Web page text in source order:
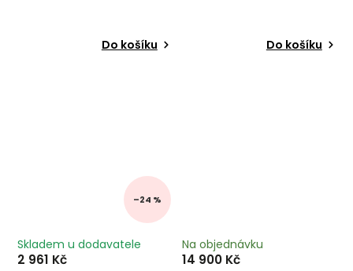
Do košíku Do košíku
–24 %
Skladem u dodavatele
2 961 Kč
Na objednávku
14 900 Kč